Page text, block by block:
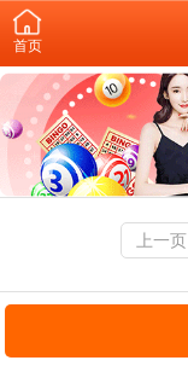
首页
上一页